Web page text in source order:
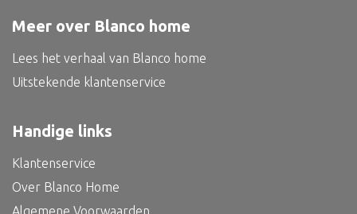
Oosterse tafel
Oosterse lampen
Meer over Blanco home
Lees het verhaal van Blanco home
Uitstekende klantenservice
Handige links
Klantenservice
Over Blanco Home
Algemene Voorwaarden